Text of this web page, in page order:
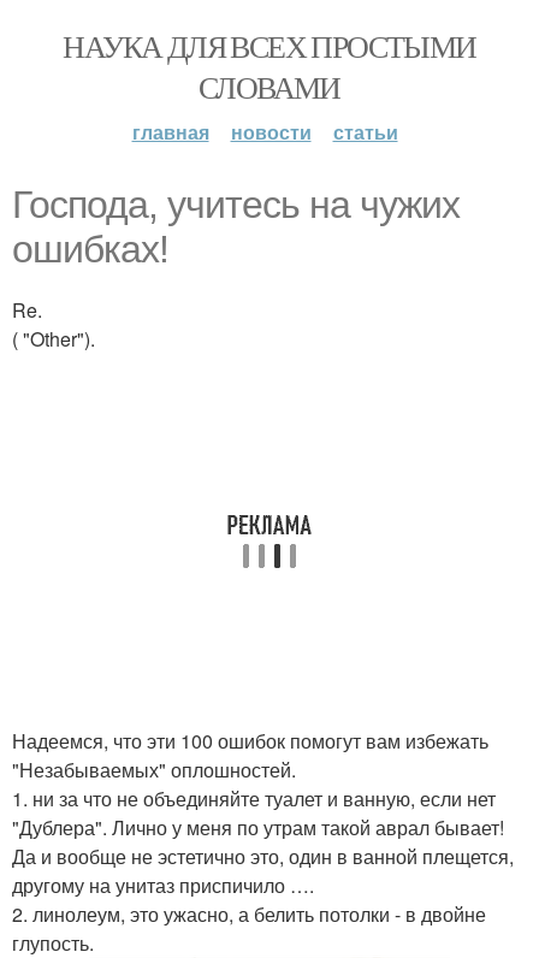
НАУКА ДЛЯ ВСЕХ ПРОСТЫМИ
СЛОВАМИ
главная новости статьи
Господа, учитесь на чужих
ошибках!
Re.
( "Other").
Надеемся, что эти 100 ошибок помогут вам избежать
"Незабываемых" оплошностей.
1. ни за что не объединяйте туалет и ванную, если нет
"Дублера". Лично у меня по утрам такой аврал бывает!
Да и вообще не эстетично это, один в ванной плещется,
другому на унитаз приспичило ….
2. линолеум, это ужасно, а белить потолки - в двойне
глупость.